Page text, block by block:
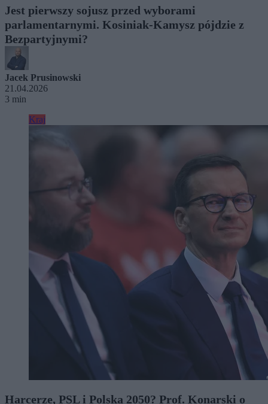
Jest pierwszy sojusz przed wyborami
parlamentarnymi. Kosiniak-Kamysz pójdzie z
Bezpartyjnymi?
Jacek Prusinowski
21.04.2026
3 min
Kraj
Harcerze, PSL i Polska 2050? Prof. Konarski o